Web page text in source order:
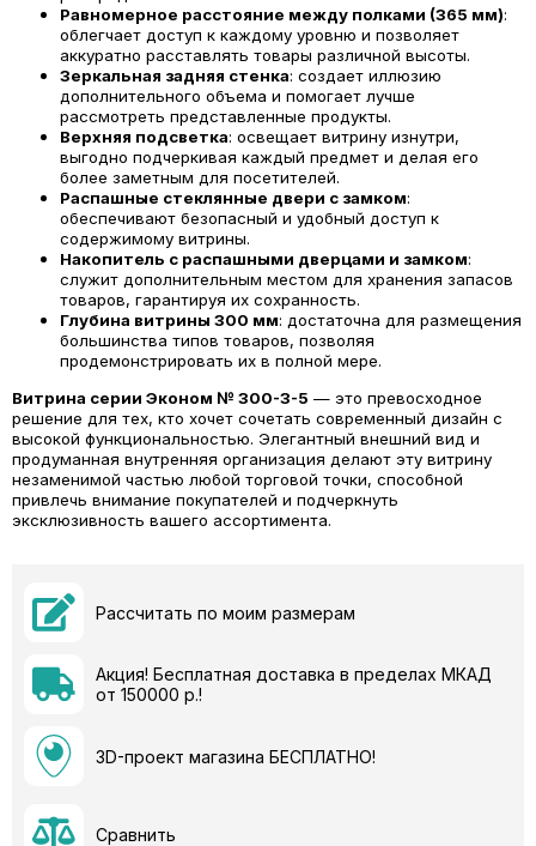
Равномерное расстояние между полками (365 мм):
облегчает доступ к каждому уровню и позволяет
аккуратно расставлять товары различной высоты.
Зеркальная задняя стенка: создает иллюзию
дополнительного объема и помогает лучше
рассмотреть представленные продукты.
Верхняя подсветка: освещает витрину изнутри,
выгодно подчеркивая каждый предмет и делая его
более заметным для посетителей.
Распашные стеклянные двери с замком:
обеспечивают безопасный и удобный доступ к
содержимому витрины.
Накопитель с распашными дверцами и замком:
служит дополнительным местом для хранения запасов
товаров, гарантируя их сохранность.
Глубина витрины 300 мм: достаточна для размещения
большинства типов товаров, позволяя
продемонстрировать их в полной мере.
Витрина серии Эконом № 300-3-5 — это превосходное
решение для тех, кто хочет сочетать современный дизайн с
высокой функциональностью. Элегантный внешний вид и
продуманная внутренняя организация делают эту витрину
незаменимой частью любой торговой точки, способной
привлечь внимание покупателей и подчеркнуть
эксклюзивность вашего ассортимента.
Рассчитать по моим размерам
Акция! Бесплатная доставка в пределах МКАД
от 150000 р.!
3D-проект магазина БЕСПЛАТНО!
Сравнить